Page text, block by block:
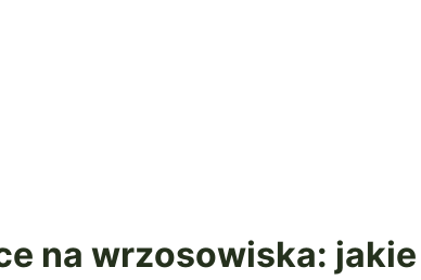
na wrzosowiska: